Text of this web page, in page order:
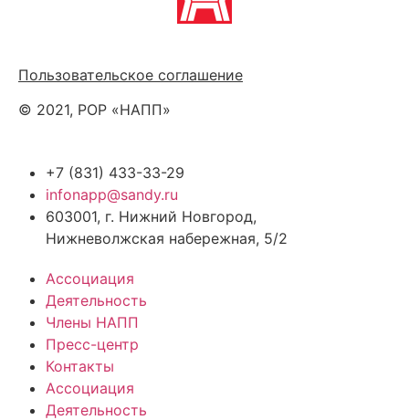
Пользовательское соглашение
© 2021, РОР «НАПП»
+7 (831) 433-33-29
infonapp@sandy.ru
603001, г. Нижний Новгород,
Нижневолжская набережная, 5/2
Ассоциация
Деятельность
Члены НАПП
Пресс-центр
Контакты
Ассоциация
Деятельность